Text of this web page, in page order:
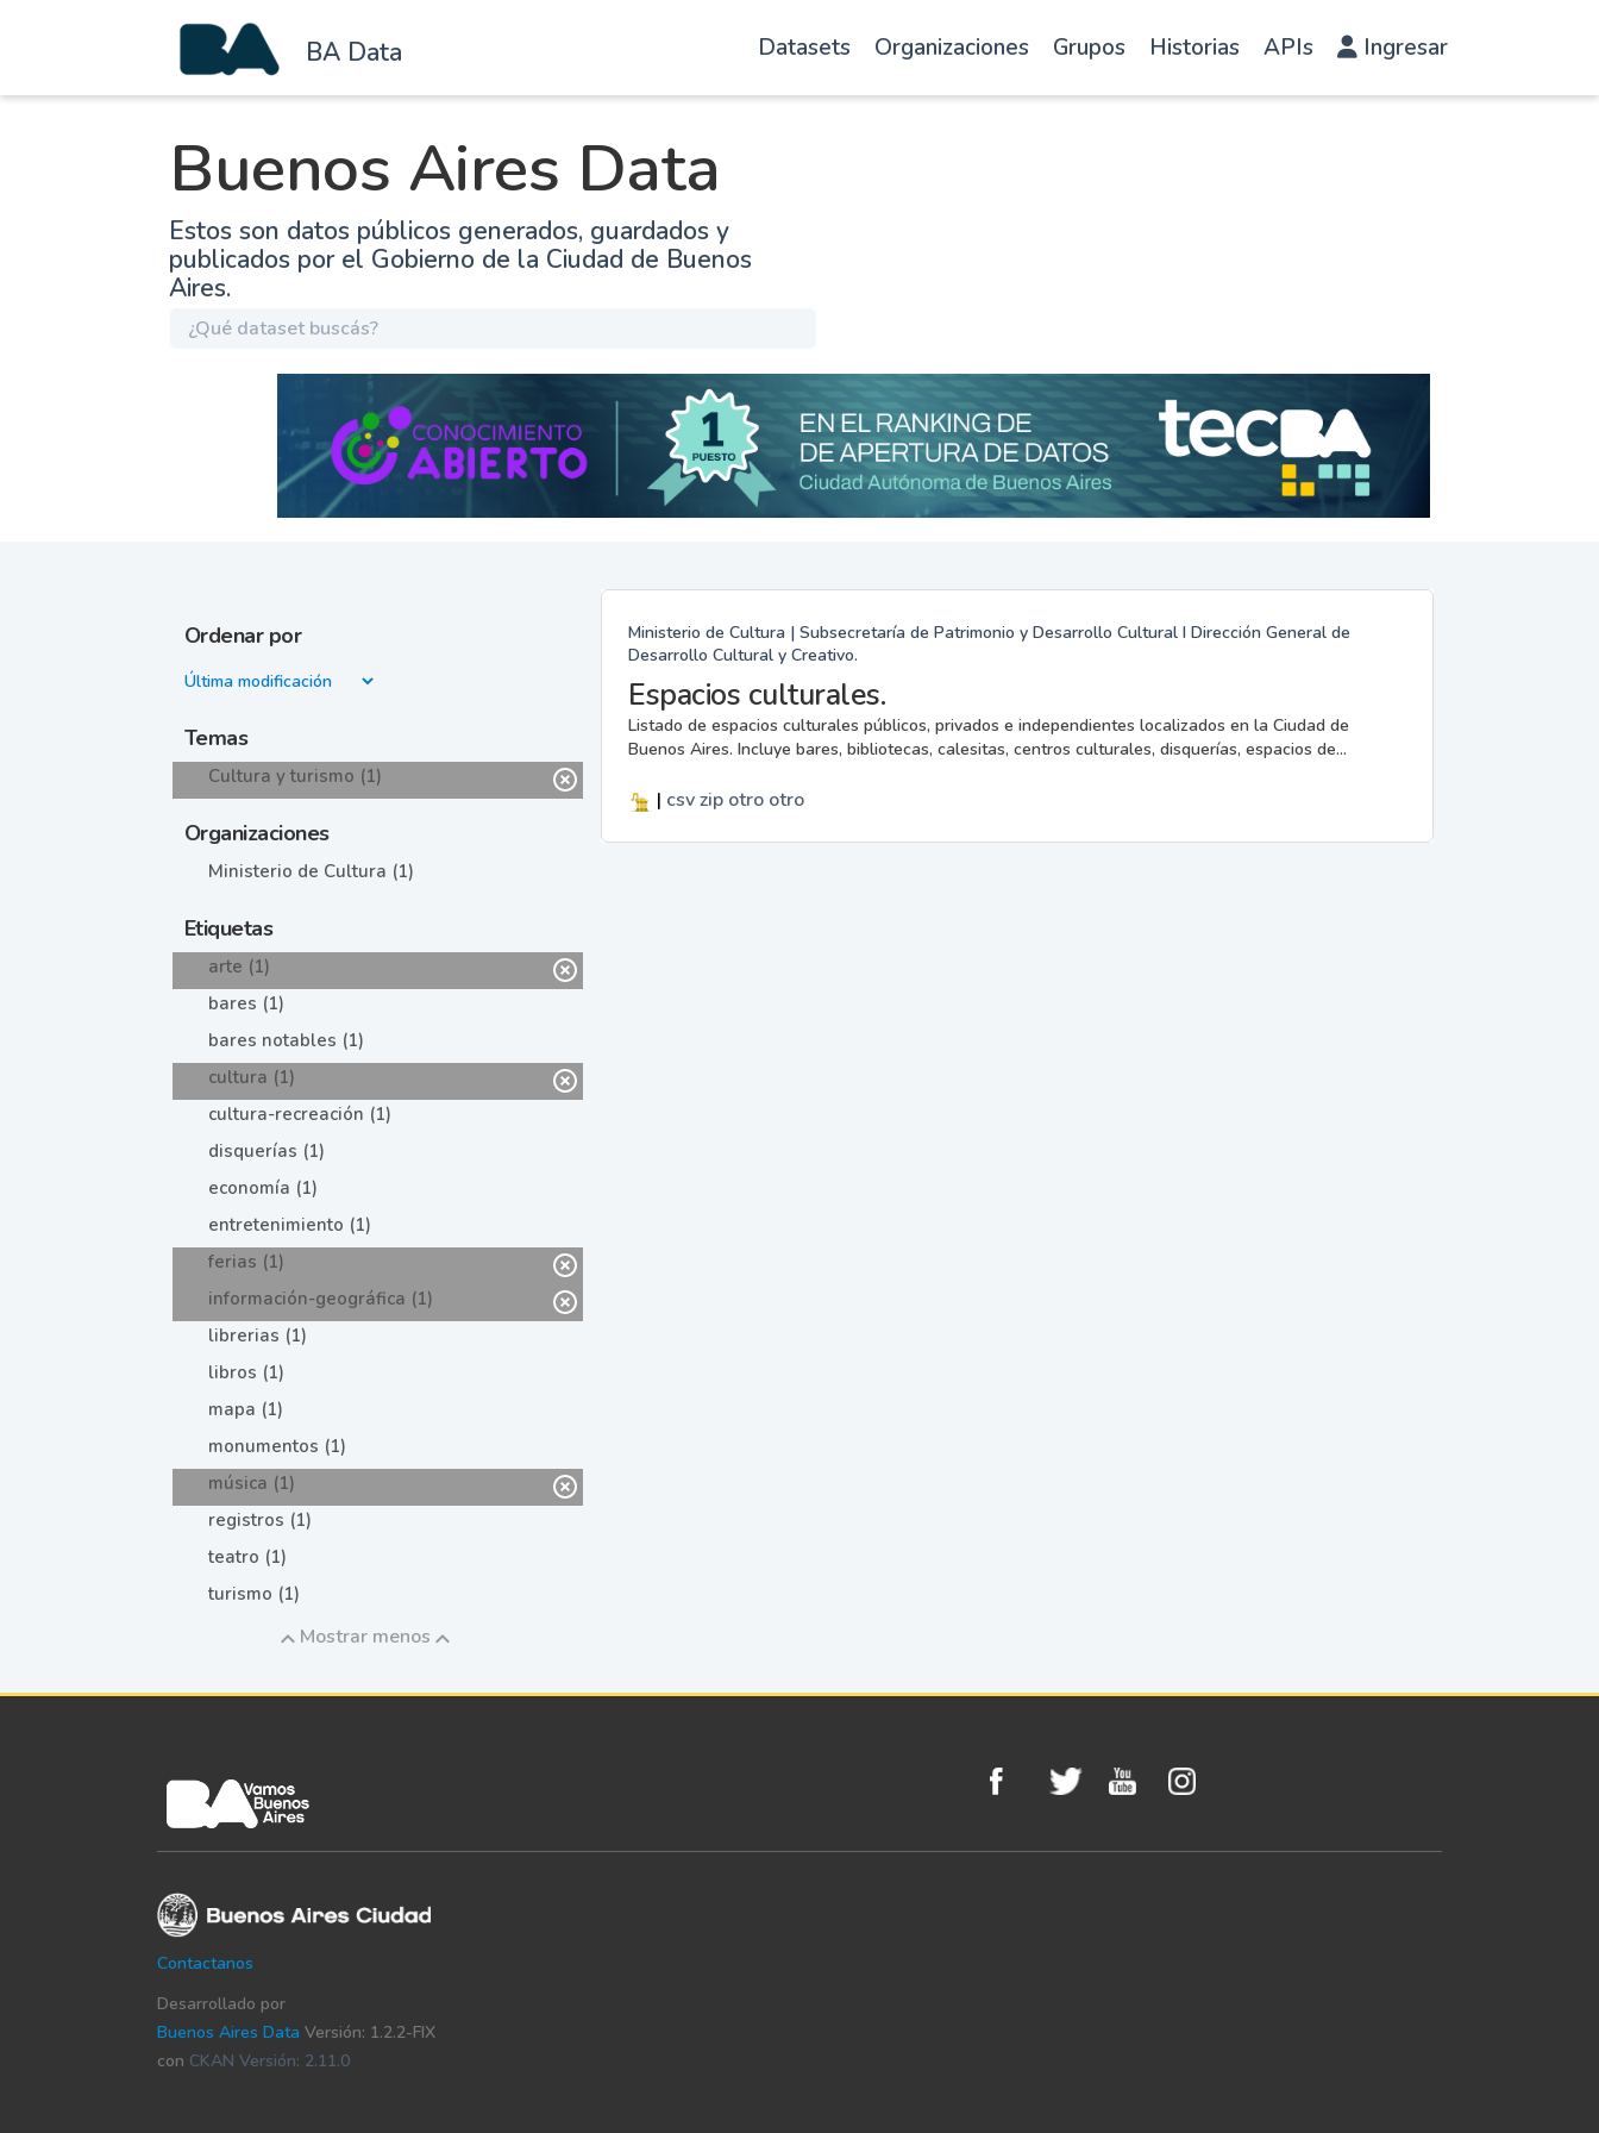
BA Data Datasets Organizaciones Grupos Historias APIs Ingresar
Buenos Aires Data
Estos son datos públicos generados, guardados y
publicados por el Gobierno de la Ciudad de Buenos
Aires.
Ordenar por
Temas
Cultura y turismo (1)
Organizaciones
Ministerio de Cultura (1)
Etiquetas
arte (1)
bares (1)
bares notables (1)
cultura (1)
cultura-recreación (1)
disquerías (1)
economía (1)
entretenimiento (1)
ferias (1)
información-geográfica (1)
librerias (1)
libros (1)
mapa (1)
monumentos (1)
música (1)
registros (1)
teatro (1)
turismo (1)
Mostrar menos
Ministerio de Cultura | Subsecretaría de Patrimonio y Desarrollo Cultural I Dirección General de
Desarrollo Cultural y Creativo.
Espacios culturales.
Listado de espacios culturales públicos, privados e independientes localizados en la Ciudad de
Buenos Aires. Incluye bares, bibliotecas, calesitas, centros culturales, disquerías, espacios de...
| csvzip otro otro
Contactanos
Desarrollado por
Buenos Aires Data Versión: 1.2.2-FIX
con CKAN Versión: 2.11.0